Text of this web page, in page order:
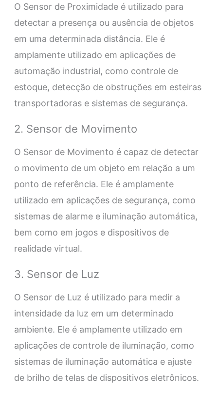
O Sensor de Proximidade é utilizado para
detectar a presença ou ausência de objetos
em uma determinada distância. Ele é
amplamente utilizado em aplicações de
automação industrial, como controle de
estoque, detecção de obstruções em esteiras
transportadoras e sistemas de segurança.
2. Sensor de Movimento
O Sensor de Movimento é capaz de detectar
o movimento de um objeto em relação a um
ponto de referência. Ele é amplamente
utilizado em aplicações de segurança, como
sistemas de alarme e iluminação automática,
bem como em jogos e dispositivos de
realidade virtual.
3. Sensor de Luz
O Sensor de Luz é utilizado para medir a
intensidade da luz em um determinado
ambiente. Ele é amplamente utilizado em
aplicações de controle de iluminação, como
sistemas de iluminação automática e ajuste
de brilho de telas de dispositivos eletrônicos.